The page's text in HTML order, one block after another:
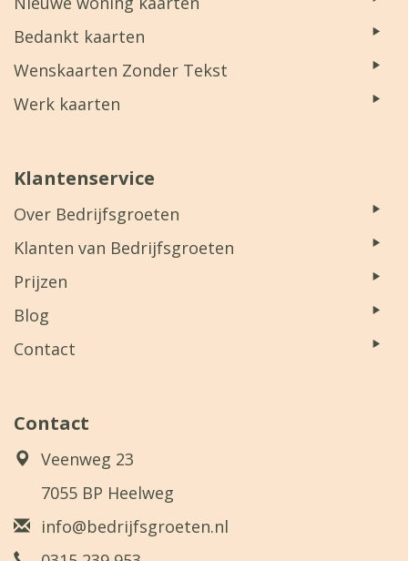
Bedankt kaarten
Wenskaarten Zonder Tekst
Werk kaarten
Klantenservice
Over Bedrijfsgroeten
Klanten van Bedrijfsgroeten
Prijzen
Blog
Contact
Contact
Veenweg 23
7055 BP Heelweg
info@bedrijfsgroeten.nl